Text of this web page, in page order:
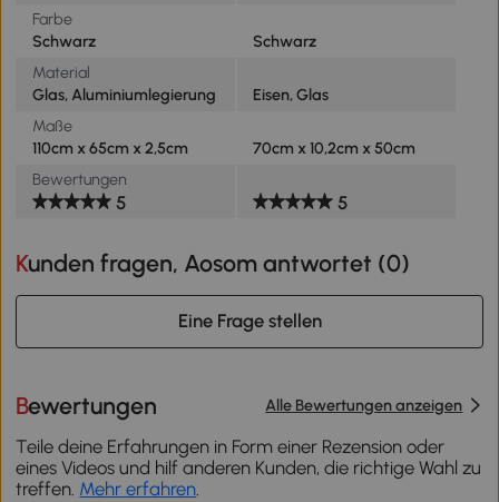
Farbe
Schwarz
Schwarz
Material
Glas, Aluminiumlegierung
Eisen, Glas
Maße
110cm x 65cm x 2,5cm
70cm x 10,2cm x 50cm
Bewertungen
5 5
Kunden fragen, Aosom antwortet (0)
Eine Frage stellen
Bewertungen Alle Bewertungen anzeigen
Teile deine Erfahrungen in Form einer Rezension oder
eines Videos und hilf anderen Kunden, die richtige Wahl zu
treffen. Mehr erfahren.